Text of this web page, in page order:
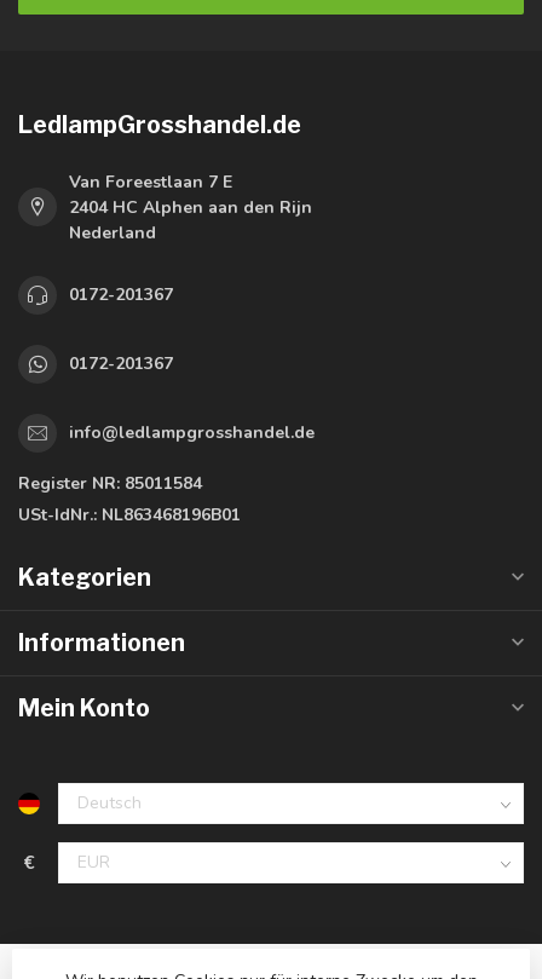
LedlampGrosshandel.de
Van Foreestlaan 7 E
2404 HC Alphen aan den Rijn
Nederland
0172-201367
0172-201367
info@ledlampgrosshandel.de
Register NR: 85011584
USt-IdNr.: NL863468196B01
Kategorien
Informationen
Mein Konto
€